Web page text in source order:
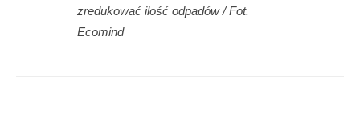
zredukować ilość odpadów / Fot.
Ecomind